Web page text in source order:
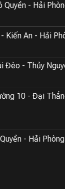
Quyền - Hải
Kiến An - Hải
Đèo - Thủy
10 - Đại
- Hải Phòng